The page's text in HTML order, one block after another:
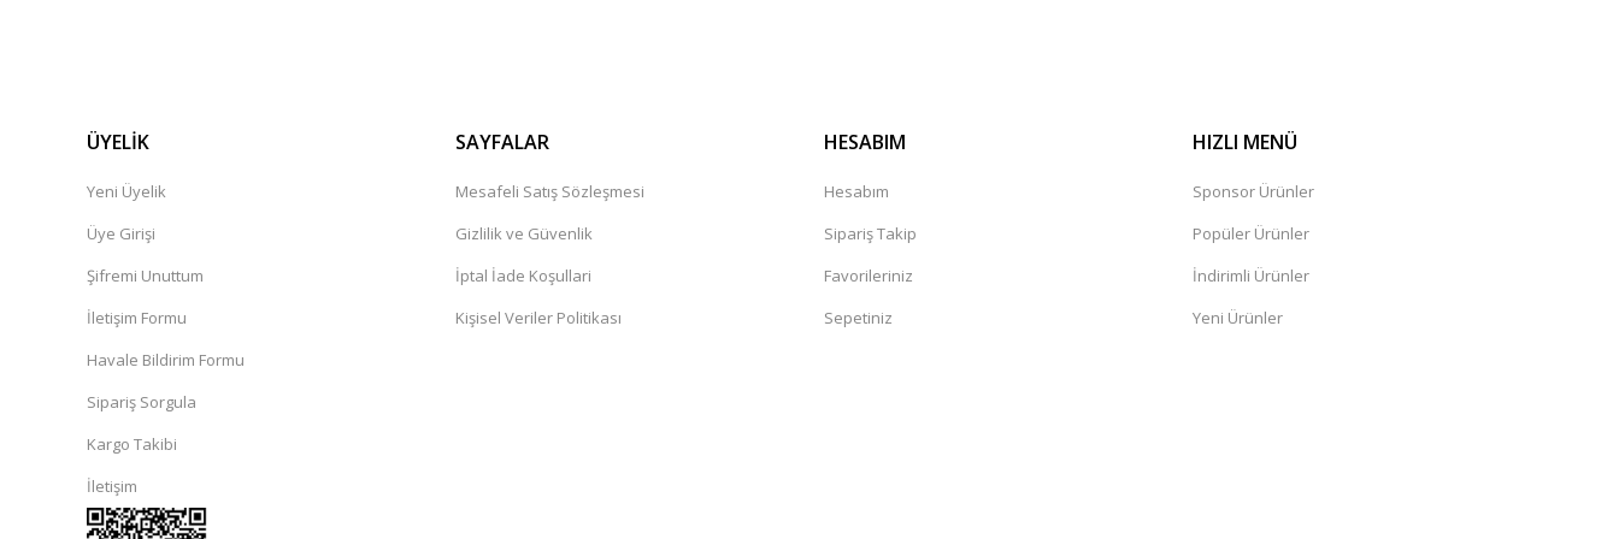
ÜYELİK
Yeni Üyelik
Üye Girişi
Şifremi Unuttum
İletişim Formu
Havale Bildirim Formu
Sipariş Sorgula
Kargo Takibi
İletişim
SAYFALAR
Mesafeli Satış Sözleşmesi
Gizlilik ve Güvenlik
İptal İade Koşullari
Kişisel Veriler Politikası
HESABIM
Hesabım
Sipariş Takip
Favorileriniz
Sepetiniz
HIZLI MENÜ
Sponsor Ürünler
Popüler Ürünler
İndirimli Ürünler
Yeni Ürünler